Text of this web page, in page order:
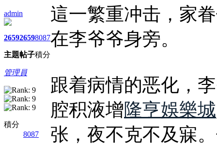
admin
2659
主題
2659
帖子
8087
積分
管理員
積分
8087
這一繁重冲击，家
在李爷爷身旁。
跟着病情的恶化，
腔积液增隆亨娛樂城
张，夜不克不及寐